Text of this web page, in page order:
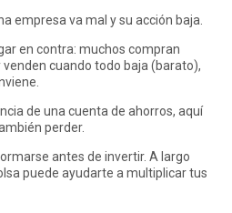
empresa va mal y su acción baja.
en contra: muchos compran
cuando todo baja (barato),
de una cuenta de ahorros, aquí
perder.
antes de invertir. A largo
puede ayudarte a multiplicar tus